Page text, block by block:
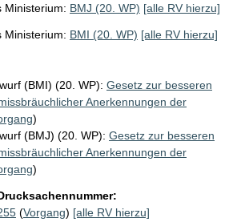
Ministerium: BMJ (20. WP) [alle RV hierzu]
Ministerium: BMI (20. WP) [alle RV hierzu]
(BMI) (20. WP): Gesetz zur besseren
Anerkennungen der
)
(BMJ) (20. WP): Gesetz zur besseren
Anerkennungen der
)
(Vorgang) [alle RV hierzu]